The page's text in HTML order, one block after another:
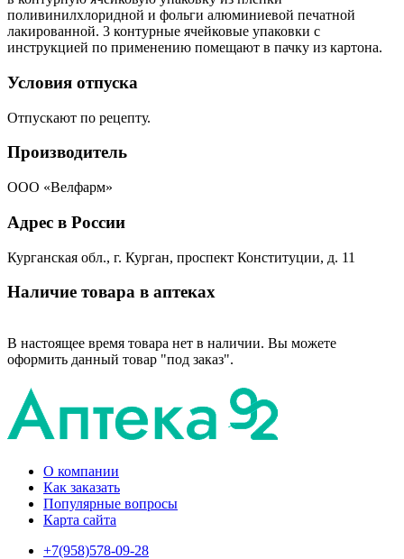
поливинилхлоридной и фольги алюминиевой печатной
лакированной. 3 контурные ячейковые упаковки с
инструкцией по применению помещают в пачку из картона.
Условия отпуска
Отпускают по рецепту.
Производитель
ООО «Велфарм»
Адрес в России
Курганская обл., г. Курган, проспект Конституции, д. 11
Наличие товара в аптеках
В настоящее время товара нет в наличии. Вы можете
оформить данный товар "под заказ".
О компании
Как заказать
Популярные вопросы
Карта сайта
+7(958)578-09-28